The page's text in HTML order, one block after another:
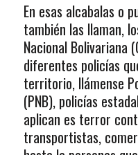
En esas alcabalas o
también las llaman,
Nacional Bolivariana
diferentes policías
territorio, llámense
(PNB), policías
aplican es terror
transportistas,